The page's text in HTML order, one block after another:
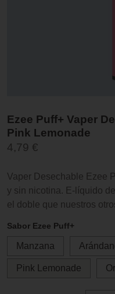
Ezee Puff+ Vaper
Pink Lemonade
4,79 €
Vaper Desechable Ezee
y sin nicotina. E-líquido
el doble que nuestros
Sabor Ezee Puff+
Manzana
Pink Lemonade